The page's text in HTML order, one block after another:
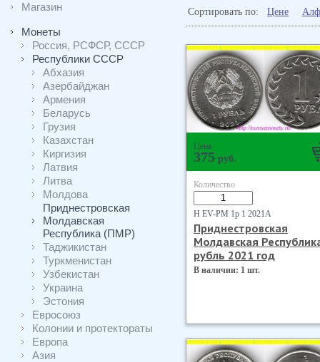
Магазин
Монеты
Россия, РСФСР, СССР
Республики СССР
Абхазия
Азербайджан
Армения
Беларусь
Грузия
Казахстан
Киргизия
Латвия
Литва
Молдова
Приднестровская
Молдавская
Республика (ПМР)
Таджикистан
Туркменистан
Узбекистан
Украина
Эстония
Евросоюз
Колонии и протектораты
Европа
Азия
Сортировать по: Цене
Цена
375 руб.
Количество
Н EV-PM 1р 1 2021А
Приднестровская
Молдавская
рубль 2021 год
В наличии: 1 шт.